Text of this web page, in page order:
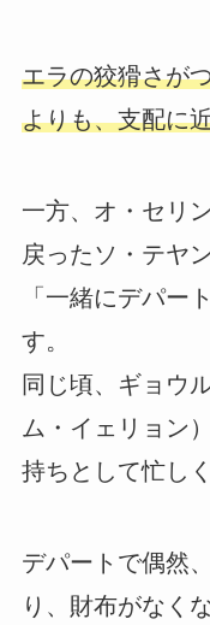
エラの狡猾さが
よりも、支配に
一方、オ・セリ
戻ったソ・テヤ
「一緒にデパー
す。
同じ頃、ギョウ
ム・イェリョン
持ちとして忙し
デパートで偶然
り、財布がなく